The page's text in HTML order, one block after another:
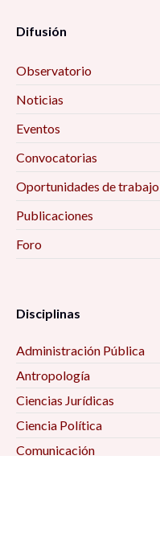
Difusión
Observatorio
Noticias
Eventos
Convocatorias
Oportunidades de trabajo
Publicaciones
Foro
Disciplinas
Administración Pública
Antropología
Ciencias Jurídicas
Ciencia Política
Comunicación